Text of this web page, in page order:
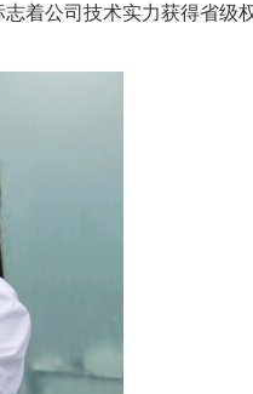
着公司技术实力获得省级